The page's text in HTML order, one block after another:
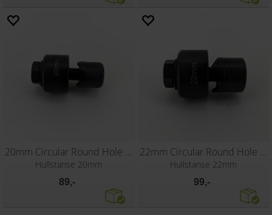
20mm Circular Round Hole Punch
Hullstanse 20mm
89,-
22mm Circular Round Hole Punch
Hullstanse 22mm
99,-